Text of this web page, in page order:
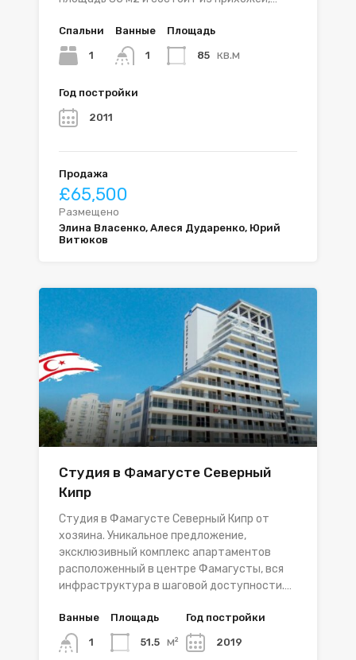
Спальни
1
Ванные
1
Площадь
85 кв.м
Год постройки
2011
Продажа
£65,500
Размещено
Элина Власенко, Алеся Дударенко, Юрий
Витюков
Студия в Фамагусте Северный
Кипр
Студия в Фамагусте Северный Кипр от
хозяина. Уникальное предложение,
эксклюзивный комплекс апартаментов
расположенный в центре Фамагусты, вся
инфраструктура в шаговой доступности.…
Ванные
1
Площадь
51.5 м²
Год постройки
2019